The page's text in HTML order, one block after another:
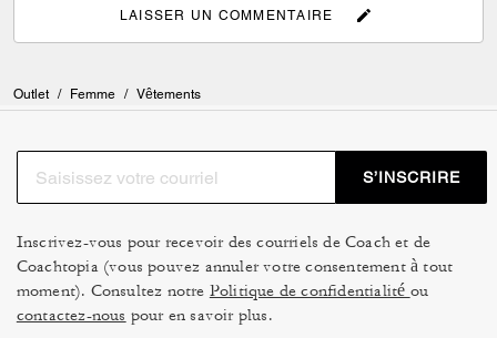
LAISSER UN COMMENTAIRE
Outlet / Femme / Vêtements
S’INSCRIRE
Inscrivez-vous pour recevoir des courriels de Coach et de
Coachtopia (vous pouvez annuler votre consentement à tout
moment). Consultez notre Politique de confidentialité ou
contactez-nous pour en savoir plus.